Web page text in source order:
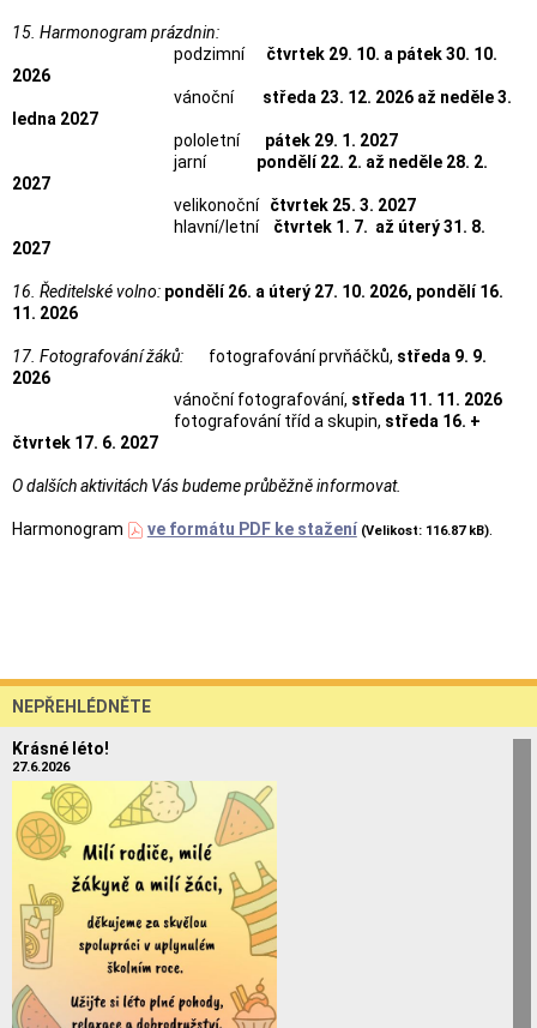
15. Harmonogram prázdnin:
podzimní čtvrtek 29. 10. a pátek 30. 10.
2026
vánoční středa 23. 12. 2026 až neděle 3.
ledna 2027
pololetní pátek 29. 1. 2027
jarní pondělí 22. 2. až neděle 28. 2.
2027
velikonoční čtvrtek 25. 3. 2027
hlavní/letní čtvrtek 1. 7. až úterý 31. 8.
2027
16. Ředitelské volno: pondělí 26. a úterý 27. 10. 2026, pondělí 16.
11. 2026
17. Fotografování žáků: fotografování prvňáčků, středa 9. 9.
2026
vánoční fotografování, středa 11. 11. 2026
fotografování tříd a skupin, středa 16. +
čtvrtek 17. 6. 2027
O dalších aktivitách Vás budeme průběžně informovat.
Harmonogram ve formátu PDF ke stažení (Velikost: 116.87 kB).
NEPŘEHLÉDNĚTE
Krásné léto!
27.6.2026